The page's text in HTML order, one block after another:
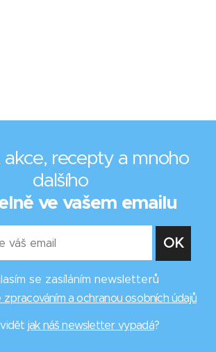
akce, recepty a mnoho
dalšího
ve vašem emailu
se zasíláním newsletterů
zpracováním a ochranou osobních údajů
jak náš newsletter vypadá?